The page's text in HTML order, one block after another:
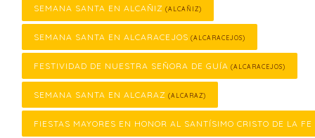
SEMANA SANTA EN ALCAÑIZ (ALCAÑIZ)
SEMANA SANTA EN ALCARACEJOS (ALCARACEJOS)
FESTIVIDAD DE NUESTRA SEÑORA DE GUÍA (ALCARACEJOS)
SEMANA SANTA EN ALCARAZ (ALCARAZ)
FIESTAS MAYORES EN HONOR AL SANTÍSIMO CRISTO DE LA FE